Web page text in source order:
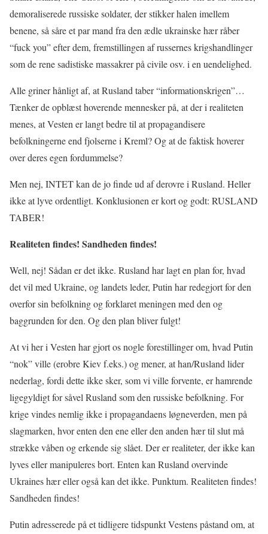
demoraliserede russiske soldater, der stikker halen imellem
benene, så såre et par mand fra den ædle ukrainske hær råber
“fuck you” efter dem, fremstillingen af russernes krigshandlinger
som de rene sadistiske massakrer på civile osv. i en uendelighed.
Alle griner hånligt af, at Rusland taber “informationskrigen”…
Tænker de opblæst hoverende mennesker på, at der i realiteten
menes, at Vesten er langt bedre til at propagandisere
befolkningerne end fjolserne i Kreml? Og at de faktisk hoverer
over deres egen fordummelse?
Men nej, INTET kan de jo finde ud af derovre i Rusland. Heller
ikke at lyve ordentligt. Konklusionen er kort og godt: RUSLAND
TABER!
Realiteten findes! Sandheden findes!
Well, nej! Sådan er det ikke. Rusland har lagt en plan for, hvad
det vil med Ukraine, og landets leder, Putin har redegjort for den
overfor sin befolkning og forklaret meningen med den og
baggrunden for den. Og den plan bliver fulgt!
At vi her i Vesten har gjort os nogle forestillinger om, hvad Putin
“nok” ville (erobre Kiev f.eks.) og mener, at han/Rusland lider
nederlag, fordi dette ikke sker, som vi ville forvente, er hamrende
ligegyldigt for såvel Rusland som den russiske befolkning. For
krige vindes nemlig ikke i propagandaens løgneverden, men på
slagmarken, hvor enten den ene eller den anden hær til slut må
strække våben og erkende sig slået. Der er realiteter, der ikke kan
lyves eller manipuleres bort. Enten kan Rusland overvinde
Ukraines hær eller også kan det ikke. Punktum. Realiteten findes!
Sandheden findes!
Putin adresserede på et tidligere tidspunkt Vestens påstand om, at